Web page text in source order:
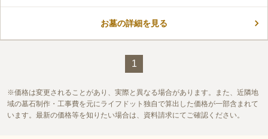
て選択でき、石材店もしばりがないので自由に建墓できます。
この霊園はまだ誰からも評価されていません。
お墓の詳細を見る
1
価格は変更されることがあり、実際と異なる場合があります。また、近隣地
域の墓石制作・工事費を元にライフドット独自で算出した価格が一部含まれて
います。最新の価格等を知りたい場合は、資料請求にてご確認ください。